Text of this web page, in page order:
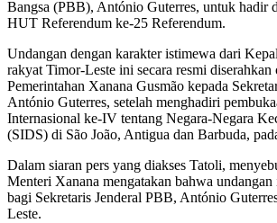
Bangsa (PBB), António Guterres, untuk hadir
HUT Referendum ke-25 Referendum.
Undangan dengan karakter istimewa dari
rakyat Timor-Leste ini secara resmi diserahkan
Pemerintahan Xanana Gusmão kepada
António Guterres, setelah menghadiri
Internasional ke-IV tentang Negara-Negara
(SIDS) di São João, Antigua dan Barbuda,
Dalam siaran pers yang diakses Tatoli,
Menteri Xanana mengatakan bahwa
bagi Sekretaris Jenderal PBB, António
Leste.